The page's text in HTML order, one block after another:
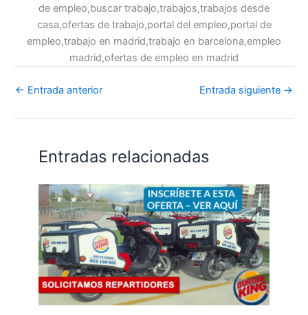
de empleo,buscar trabajo,trabajos,trabajos desde
casa,ofertas de trabajo,portal del empleo,portal de
empleo,trabajo en madrid,trabajo en barcelona,empleo
madrid,ofertas de empleo en madrid
← Entrada anterior Entrada siguiente →
Entradas relacionadas